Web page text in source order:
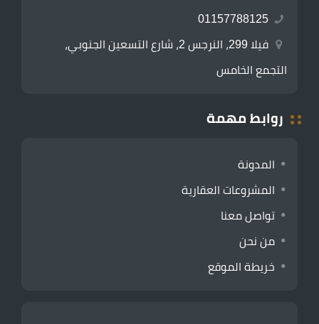
01157788125
فيلا 299، النرجس 2، شارع التسعين الجنوبي،
التجمع الخامس
روابط مهمة
المدونة
المشروعات العقارية
تواصل معنا
من نحن
خريطة الموقع